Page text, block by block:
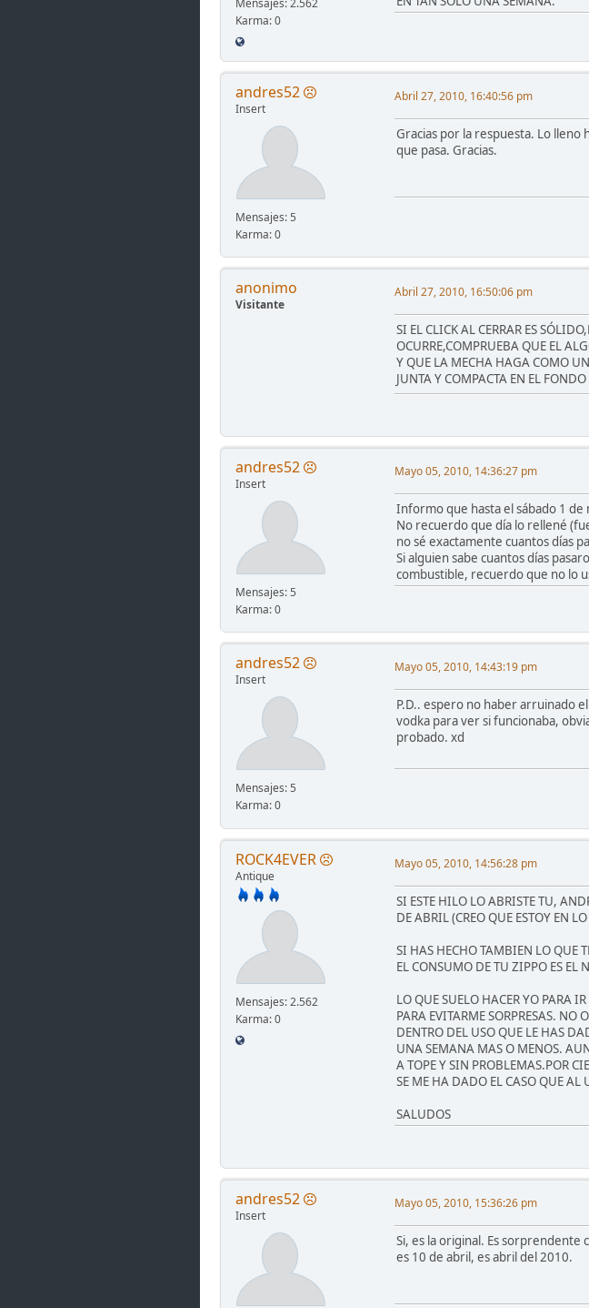
Mensajes: 2.562
Karma: 0
andres52
Insert
Mensajes: 5
Karma: 0
Abril 27, 2010, 16:40:56 pm
Gracias por la respuesta. Lo
que pasa. Gracias.
anonimo
Visitante
Abril 27, 2010, 16:50:06 pm
SI EL CLICK AL CERRAR ES
OCURRE,COMPRUEBA QUE EL
Y QUE LA MECHA HAGA COMO
JUNTA Y COMPACTA EN EL
andres52
Insert
Mensajes: 5
Karma: 0
Mayo 05, 2010, 14:36:27 pm
Informo que hasta el sábado 1
No recuerdo que día lo rellené
no sé exactamente cuantos días
Si alguien sabe cuantos días
combustible, recuerdo que no lo
andres52
Insert
Mensajes: 5
Karma: 0
Mayo 05, 2010, 14:43:19 pm
P.D.. espero no haber arruinado
vodka para ver si funcionaba,
probado. xd
ROCK4EVER
Antique
Mensajes: 2.562
Karma: 0
Mayo 05, 2010, 14:56:28 pm
SI ESTE HILO LO ABRISTE TU,
DE ABRIL (CREO QUE ESTOY EN
SI HAS HECHO TAMBIEN LO QUE
EL CONSUMO DE TU ZIPPO ES EL
LO QUE SUELO HACER YO PARA
PARA EVITARME SORPRESAS.
DENTRO DEL USO QUE LE HAS
UNA SEMANA MAS O MENOS.
A TOPE Y SIN PROBLEMAS.POR
SE ME HA DADO EL CASO QUE
SALUDOS
andres52
Insert
Mayo 05, 2010, 15:36:26 pm
Si, es la original. Es
es 10 de abril, es abril del 2010.